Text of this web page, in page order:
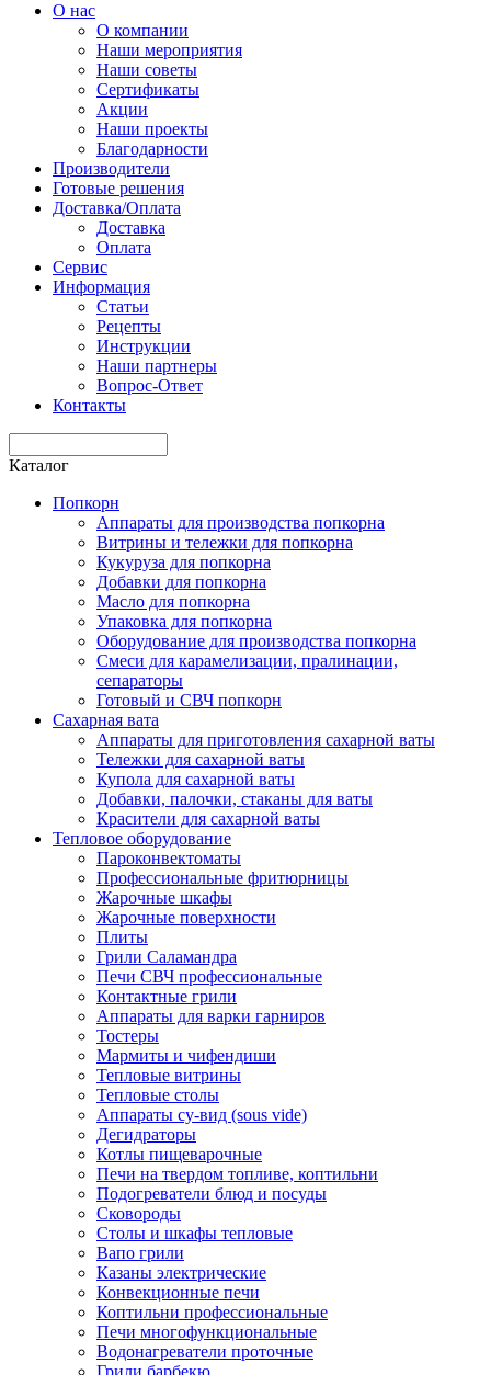
О нас
О компании
Наши мероприятия
Наши советы
Сертификаты
Акции
Наши проекты
Благодарности
Производители
Готовые решения
Доставка/Оплата
Доставка
Оплата
Сервис
Информация
Статьи
Рецепты
Инструкции
Наши партнеры
Вопрос-Ответ
Контакты
Каталог
Попкорн
Аппараты для производства попкорна
Витрины и тележки для попкорна
Кукуруза для попкорна
Добавки для попкорна
Масло для попкорна
Упаковка для попкорна
Оборудование для производства попкорна
Смеси для карамелизации, пралинации,
сепараторы
Готовый и СВЧ попкорн
Сахарная вата
Аппараты для приготовления сахарной ваты
Тележки для сахарной ваты
Купола для сахарной ваты
Добавки, палочки, стаканы для ваты
Красители для сахарной ваты
Тепловое оборудование
Пароконвектоматы
Профессиональные фритюрницы
Жарочные шкафы
Жарочные поверхности
Плиты
Грили Саламандра
Печи СВЧ профессиональные
Контактные грили
Аппараты для варки гарниров
Тостеры
Мармиты и чифендиши
Тепловые витрины
Тепловые столы
Аппараты су-вид (sous vide)
Дегидраторы
Котлы пищеварочные
Печи на твердом топливе, коптильни
Подогреватели блюд и посуды
Сковороды
Столы и шкафы тепловые
Вапо грили
Казаны электрические
Конвекционные печи
Коптильни профессиональные
Печи многофункциональные
Водонагреватели проточные
Грили барбекю